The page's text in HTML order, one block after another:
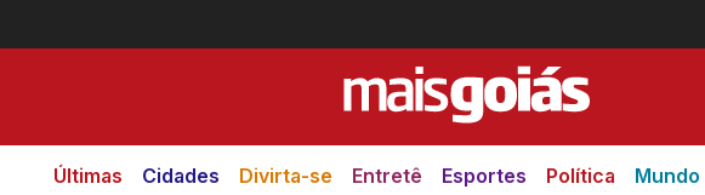
Últimas Cidades Divirta-se Entretê Esportes Política Mundo